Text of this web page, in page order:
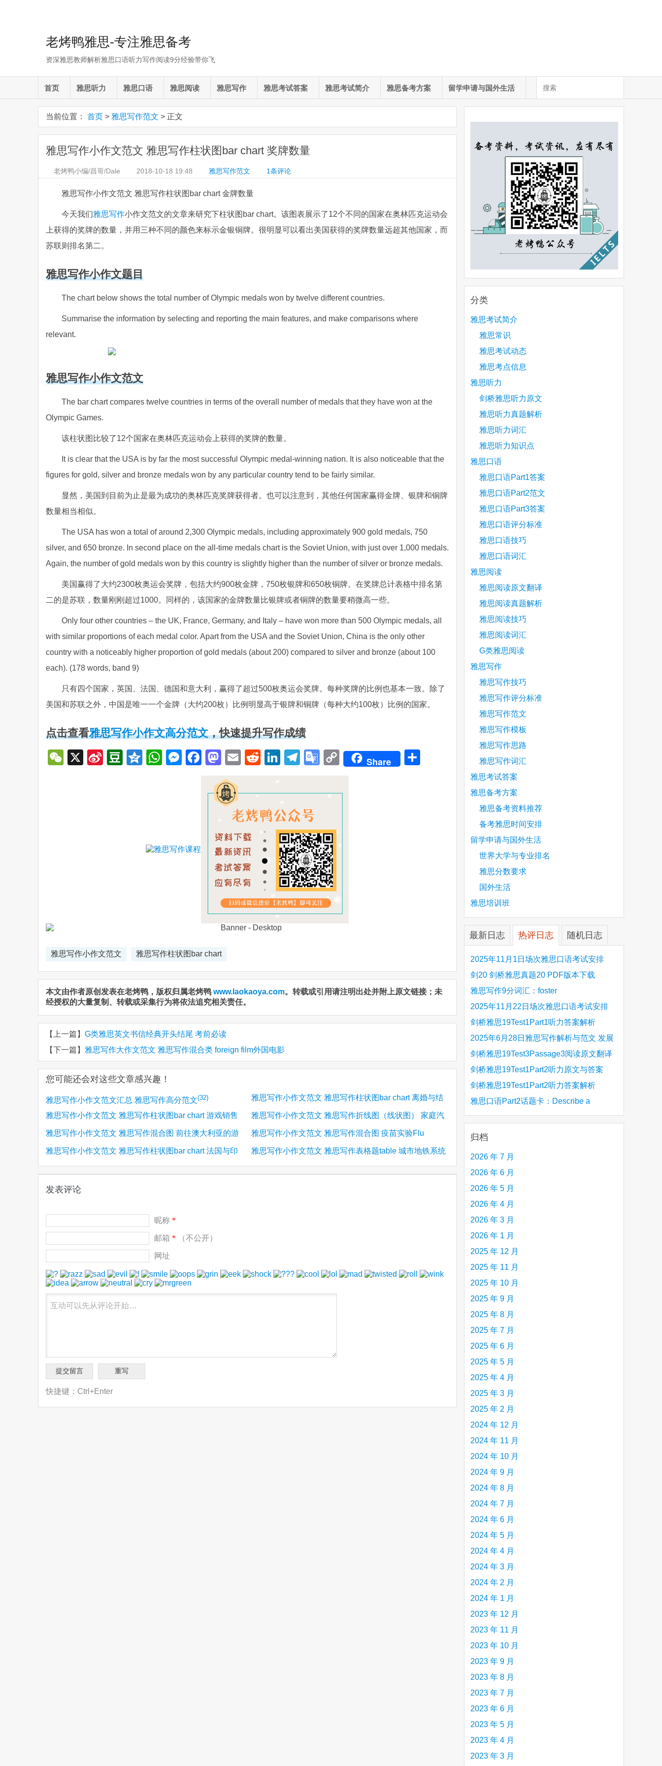
老烤鸭雅思-专注雅思备考
资深雅思教师解析雅思口语听力写作阅读9分经验带你飞
首页 雅思听力 雅思口语 雅思阅读 雅思写作 雅思考试答案 雅思考试简介 雅思备考方案 留学申请与国外生活
当前位置： 首页 > 雅思写作范文 > 正文
雅思写作小作文范文 雅思写作柱状图bar chart 奖牌数量
老烤鸭小编/昌哥/Dale 2018-10-18 19:48 雅思写作范文 1条评论
雅思写作小作文范文 雅思写作柱状图bar chart 金牌数量
今天我们雅思写作小作文范文的文章来研究下柱状图bar chart。该图表展示了12个不同的国家在奥林匹克运动会
上获得的奖牌的数量，并用三种不同的颜色来标示金银铜牌。很明显可以看出美国获得的奖牌数量远超其他国家，而
苏联则排名第二。
雅思写作小作文题目
The chart below shows the total number of Olympic medals won by twelve different countries.
Summarise the information by selecting and reporting the main features, and make comparisons where
relevant.
雅思写作小作文范文
The bar chart compares twelve countries in terms of the overall number of medals that they have won at the
Olympic Games.
该柱状图比较了12个国家在奥林匹克运动会上获得的奖牌的数量。
It is clear that the USA is by far the most successful Olympic medal-winning nation. It is also noticeable that the
figures for gold, silver and bronze medals won by any particular country tend to be fairly similar.
显然，美国到目前为止是最为成功的奥林匹克奖牌获得者。也可以注意到，其他任何国家赢得金牌、银牌和铜牌
数量相当相似。
The USA has won a total of around 2,300 Olympic medals, including approximately 900 gold medals, 750
silver, and 650 bronze. In second place on the all-time medals chart is the Soviet Union, with just over 1,000 medals.
Again, the number of gold medals won by this country is slightly higher than the number of silver or bronze medals.
美国赢得了大约2300枚奥运会奖牌，包括大约900枚金牌，750枚银牌和650枚铜牌。在奖牌总计表格中排名第
二的是苏联，数量刚刚超过1000。同样的，该国家的金牌数量比银牌或者铜牌的数量要稍微高一些。
Only four other countries – the UK, France, Germany, and Italy – have won more than 500 Olympic medals, all
with similar proportions of each medal color. Apart from the USA and the Soviet Union, China is the only other
country with a noticeably higher proportion of gold medals (about 200) compared to silver and bronze (about 100
each). (178 words, band 9)
只有四个国家，英国、法国、德国和意大利，赢得了超过500枚奥运会奖牌。每种奖牌的比例也基本一致。除了
美国和苏联之外，中国是唯一一个金牌（大约200枚）比例明显高于银牌和铜牌（每种大约100枚）比例的国家。
点击查看雅思写作小作文高分范文，快速提升写作成绩
WeChat
X
SinaDouban
QzoneWhatsApp
Messenger
Facebook
Mastodon
EmailRedditLinkedIn
Telegram
Google
CopyShare
雅思写作小作文范文 雅思写作柱状图bar chart
本文由作者原创发表在老烤鸭，版权归属老烤鸭 www.laokaoya.com。转载或引用请注明出处并附上原文链接；未
经授权的大量复制、转载或采集行为将依法追究相关责任。
【上一篇】 G类雅思英文书信经典开头结尾 考前必读
【下一篇】 雅思写作大作文范文 雅思写作混合类 foreign film外国电影
您可能还会对这些文章感兴趣！
雅思写作小作文范文汇总 雅思写作高分范文(32) 雅思写作小作文范文 雅思写作柱状图bar chart 离婚与结
婚数量(3)
雅思写作小作文范文 雅思写作柱状图bar chart 游戏销售
量(2)
雅思写作小作文范文 雅思写作折线图（线状图） 家庭汽
车数量(1)
雅思写作小作文范文 雅思写作混合图 前往澳大利亚的游
客(1)
雅思写作小作文范文 雅思写作混合图 疫苗实验Flu
vaccine trial(1)
雅思写作小作文范文 雅思写作柱状图bar chart 法国与印
(1)
雅思写作小作文范文 雅思写作表格题table 城市地铁系统
(1)
发表评论
昵称 *
邮箱 * （不公开）
网址
快捷键：Ctrl+Enter
分类
雅思考试简介
雅思常识
雅思考试动态
雅思考点信息
雅思听力
剑桥雅思听力原文
雅思听力真题解析
雅思听力词汇
雅思听力知识点
雅思口语
雅思口语Part1答案
雅思口语Part2范文
雅思口语Part3答案
雅思口语评分标准
雅思口语技巧
雅思口语词汇
雅思阅读
雅思阅读原文翻译
雅思阅读真题解析
雅思阅读技巧
雅思阅读词汇
G类雅思阅读
雅思写作
雅思写作技巧
雅思写作评分标准
雅思写作范文
雅思写作模板
雅思写作思路
雅思写作词汇
雅思考试答案
雅思备考方案
雅思备考资料推荐
备考雅思时间安排
留学申请与国外生活
世界大学与专业排名
雅思分数要求
国外生活
雅思培训班
最新日志 热评日志 随机日志
2025年11月1日场次雅思口语考试安排
剑20 剑桥雅思真题20 PDF版本下载
雅思写作9分词汇：foster
2025年11月22日场次雅思口语考试安排
剑桥雅思19Test1Part1听力答案解析
Hinchingbrooke Country Park
2025年6月28日雅思写作解析与范文 发展
旅游业 手把手带你写高分范文
剑桥雅思19Test3Passage3阅读原文翻译
Is the era of artificial speech translation
upon us 人工智能语言翻译
剑桥雅思19Test1Part2听力原文与答案
Stanthorpe Twinning Association
剑桥雅思19Test1Part2听力答案解析
Stanthorpe Twinning Association
雅思口语Part2话题卡：Describe a
creative person (e.g. an artist, a musician,
etc.) you admire 钦佩的有创造力的人
归档
2026 年 7 月
2026 年 6 月
2026 年 5 月
2026 年 4 月
2026 年 3 月
2026 年 1 月
2025 年 12 月
2025 年 11 月
2025 年 10 月
2025 年 9 月
2025 年 8 月
2025 年 7 月
2025 年 6 月
2025 年 5 月
2025 年 4 月
2025 年 3 月
2025 年 2 月
2024 年 12 月
2024 年 11 月
2024 年 10 月
2024 年 9 月
2024 年 8 月
2024 年 7 月
2024 年 6 月
2024 年 5 月
2024 年 4 月
2024 年 3 月
2024 年 2 月
2024 年 1 月
2023 年 12 月
2023 年 11 月
2023 年 10 月
2023 年 9 月
2023 年 8 月
2023 年 7 月
2023 年 6 月
2023 年 5 月
2023 年 4 月
2023 年 3 月